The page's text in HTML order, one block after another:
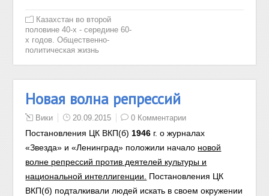
Казахстан во второй
половине 40-х - середине 60-
х годов. Общественно-
политическая жизнь
Новая волна репрессий
Вики 20.09.2015 0 Комментарии
Постановления ЦК ВКП(б) 1946 г. о журналах
«Звезда» и «Ленинград» положили начало новой
волне репрессий против деятелей культуры и
национальной интеллигенции.
Постановления ЦК
ВКП(б) подталкивали людей искать в своем окружении